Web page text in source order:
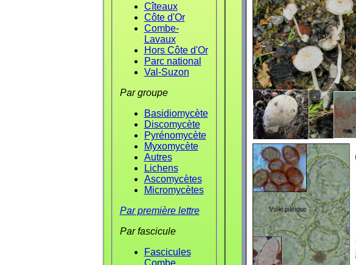
Cîteaux
Côte d'Or
Combe-
Lavaux
Hors Côte d'Or
Parc national
Val-Suzon
Par groupe
Basidiomycète
Discomycète
Pyrénomycète
Myxomycète
Autres
Lichens
Ascomycètes
Micromycètes
Par première lettre
Par fascicule
Fascicules
Combe